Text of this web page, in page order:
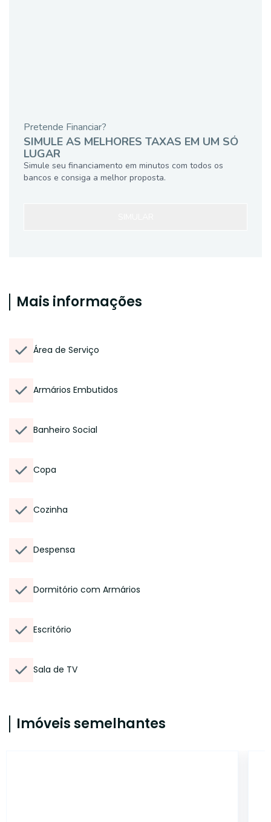
Pretende Financiar?
SIMULE AS MELHORES TAXAS EM UM SÓ
LUGAR
Simule seu financiamento em minutos com todos os
bancos e consiga a melhor proposta.
Mais informações
Área de Serviço
Armários Embutidos
Banheiro Social
Copa
Cozinha
Despensa
Dormitório com Armários
Escritório
Sala de TV
Imóveis semelhantes